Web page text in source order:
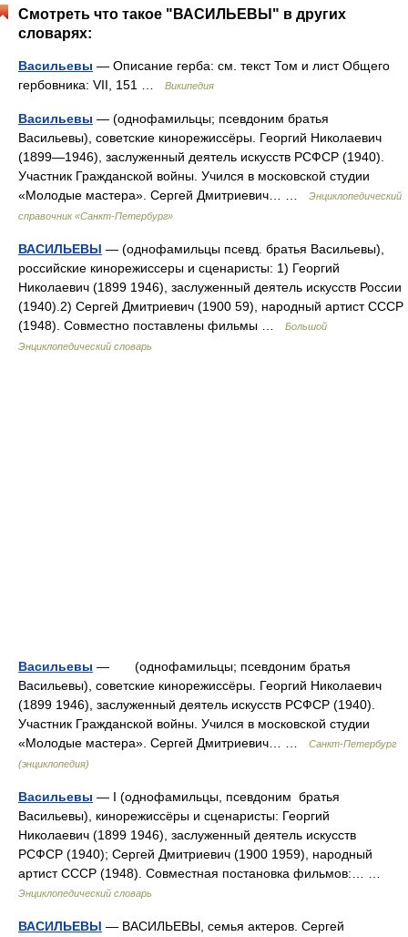
Смотреть что такое "ВАСИЛЬЕВЫ" в других
словарях:
Васильевы — Описание герба: см. текст Том и лист Общего
гербовника: VII, 151 …
Википедия
Васильевы — (однофамильцы; псевдоним братья
Васильевы), советские кинорежиссёры. Георгий Николаевич
(1899—1946), заслуженный деятель искусств РСФСР (1940).
Участник Гражданской войны. Учился в московской студии
«Молодые мастера». Сергей Дмитриевич… …
Энциклопедический
справочник «Санкт-Петербург»
ВАСИЛЬЕВЫ — (однофамильцы псевд. братья Васильевы),
российские кинорежиссеры и сценаристы: 1) Георгий
Николаевич (1899 1946), заслуженный деятель искусств России
(1940).2) Сергей Дмитриевич (1900 59), народный артист СССР
(1948). Совместно поставлены фильмы …
Большой
Энциклопедический словарь
Васильевы — (однофамильцы; псевдоним братья
Васильевы), советские кинорежиссёры. Георгий Николаевич
(1899 1946), заслуженный деятель искусств РСФСР (1940).
Участник Гражданской войны. Учился в московской студии
«Молодые мастера». Сергей Дмитриевич… …
Санкт-Петербург
(энциклопедия)
Васильевы — I (однофамильцы, псевдоним братья
Васильевы), кинорежиссёры и сценаристы: Георгий
Николаевич (1899 1946), заслуженный деятель искусств
РСФСР (1940); Сергей Дмитриевич (1900 1959), народный
артист СССР (1948). Совместная постановка фильмов:… …
Энциклопедический словарь
ВАСИЛЬЕВЫ — ВАСИЛЬЕВЫ, семья актеров. Сергей